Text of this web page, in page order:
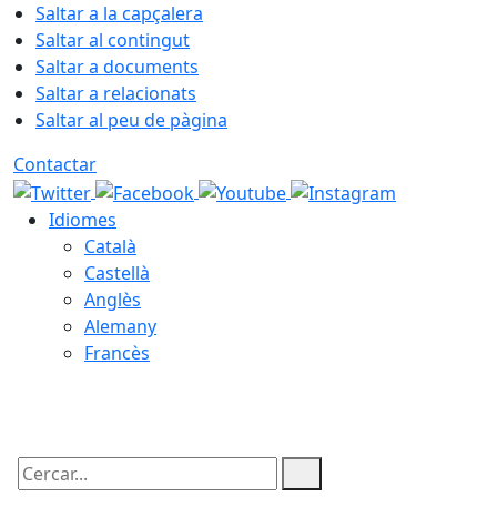
Saltar a la capçalera
Saltar al contingut
Saltar a documents
Saltar a relacionats
Saltar al peu de pàgina
Contactar
Idiomes
Català
Castellà
Anglès
Alemany
Francès
Cercar: